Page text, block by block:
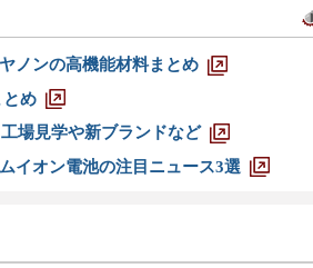
ノンの高機能材料まとめ
とめ
場見学や新ブランドなど
イオン電池の注目ニュース3選